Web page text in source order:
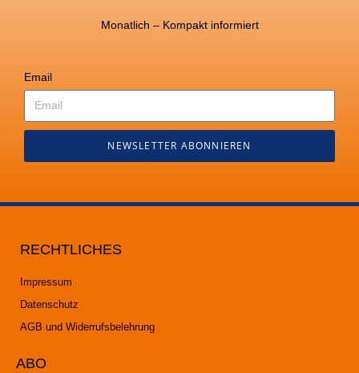
Monatlich – Kompakt informiert
Email
NEWSLETTER ABONNIEREN
RECHTLICHES
Impressum
Datenschutz
AGB und Widerrufsbelehrung
ABO